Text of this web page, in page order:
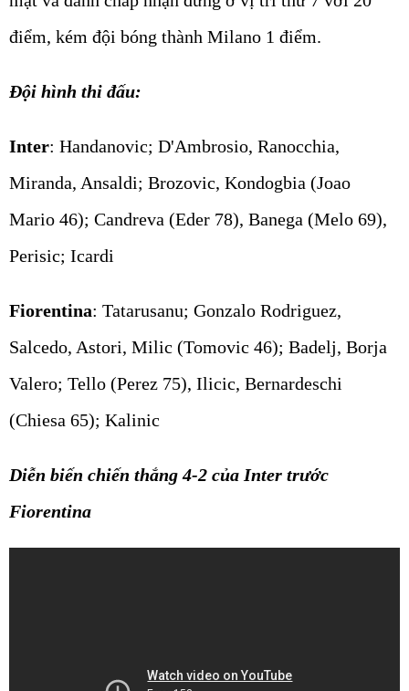
điểm, kém đội bóng thành Milano 1 điểm.
Đội hình thi đấu:
Inter: Handanovic; D'Ambrosio, Ranocchia,
Miranda, Ansaldi; Brozovic, Kondogbia (Joao
Mario 46); Candreva (Eder 78), Banega (Melo 69),
Perisic; Icardi
Fiorentina: Tatarusanu; Gonzalo Rodriguez,
Salcedo, Astori, Milic (Tomovic 46); Badelj, Borja
Valero; Tello (Perez 75), Ilicic, Bernardeschi
(Chiesa 65); Kalinic
Diễn biến chiến thắng 4-2 của Inter trước
Fiorentina